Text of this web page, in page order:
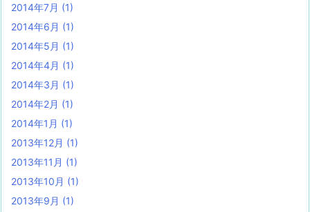
2014年7月 (1)
2014年6月 (1)
2014年5月 (1)
2014年4月 (1)
2014年3月 (1)
2014年2月 (1)
2014年1月 (1)
2013年12月 (1)
2013年11月 (1)
2013年10月 (1)
2013年9月 (1)